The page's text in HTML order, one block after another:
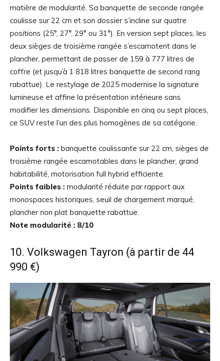
matière de modularité. Sa banquette de seconde rangée
coulisse sur 22 cm et son dossier s’incline sur quatre
positions (25°, 27°, 29° ou 31°). En version sept places, les
deux sièges de troisième rangée s’escamotent dans le
plancher, permettant de passer de 159 à 777 litres de
coffre (et jusqu’à 1 818 litres banquette de second rang
rabattue). Le restylage de 2025 modernise la signature
lumineuse et affine la présentation intérieure sans
modifier les dimensions. Disponible en cinq ou sept places,
ce SUV reste l’un des plus homogènes de sa catégorie.
Points forts : banquette coulissante sur 22 cm, sièges de
troisième rangée escamotables dans le plancher, grand
habitabilité, motorisation full hybrid efficiente.
Points faibles : modularité réduite par rapport aux
monospaces historiques, seuil de chargement marqué,
plancher non plat banquette rabattue.
Note modularité : 8/10
10. Volkswagen Tayron (à partir de 44
990 €)